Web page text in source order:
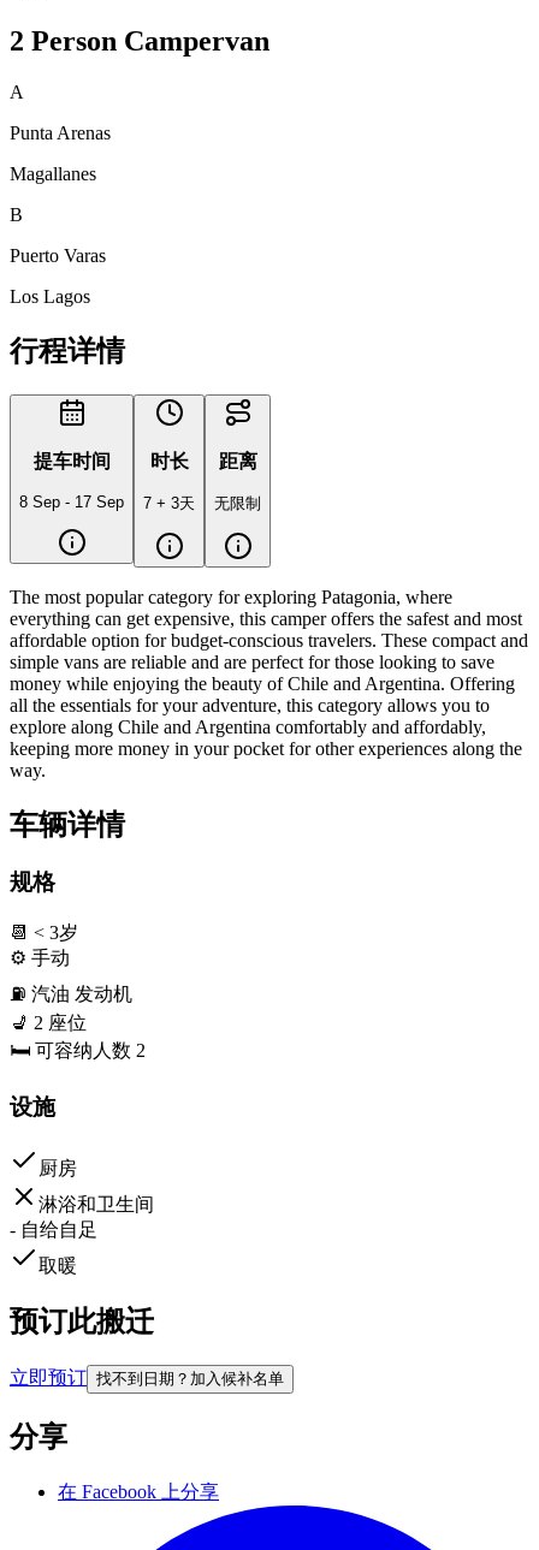
2 Person Campervan
A
Punta Arenas
Magallanes
B
Puerto Varas
Los Lagos
行程详情
提车时间
8 Sep - 17 Sep
时长
7 + 3天
距离
无限制
The most popular category for exploring Patagonia, where
everything can get expensive, this camper offers the safest and most
affordable option for budget-conscious travelers. These compact and
simple vans are reliable and are perfect for those looking to save
money while enjoying the beauty of Chile and Argentina. Offering
all the essentials for your adventure, this category allows you to
explore along Chile and Argentina comfortably and affordably,
keeping more money in your pocket for other experiences along the
way.
车辆详情
规格
📆 < 3岁
⚙️ 手动
⛽️ 汽油 发动机
💺 2 座位
🛏️ 可容纳人数 2
设施
厨房
淋浴和卫生间
- 自给自足
取暖
预订此搬迁
立即预订 找不到日期？加入候补名单
分享
在 Facebook 上分享